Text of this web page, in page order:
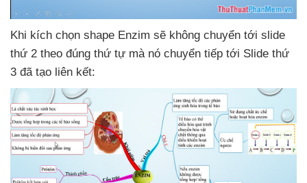
Khi kích chọn shape Enzim sẽ không chuyển tới slide
thứ 2 theo đúng thứ tự mà nó chuyển tiếp tới Slide thứ
3 đã tạo liên kết: